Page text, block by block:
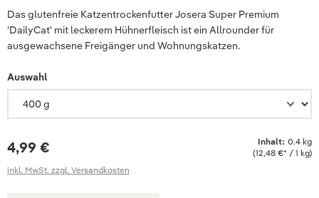
Das glutenfreie Katzentrockenfutter Josera Super Premium
'DailyCat' mit leckerem Hühnerfleisch ist ein Allrounder für
ausgewachsene Freigänger und Wohnungskatzen.
Auswahl
4,99 € Inhalt: 0.4 kg
(12,48 €* / 1 kg)
inkl. MwSt. zzgl. Versandkosten